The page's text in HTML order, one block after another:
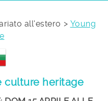
all'estero
Young
culture heritage